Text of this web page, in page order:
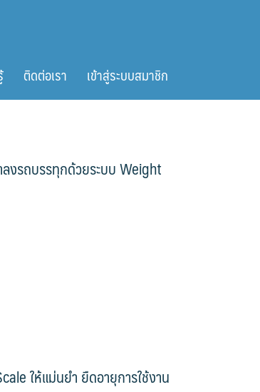
ติดต่อเรา เข้าสู่ระบบสมาชิก
งรถบรรทุกด้วยระบบ Weight
ให้แม่นยำ ยืดอายุการใช้งาน